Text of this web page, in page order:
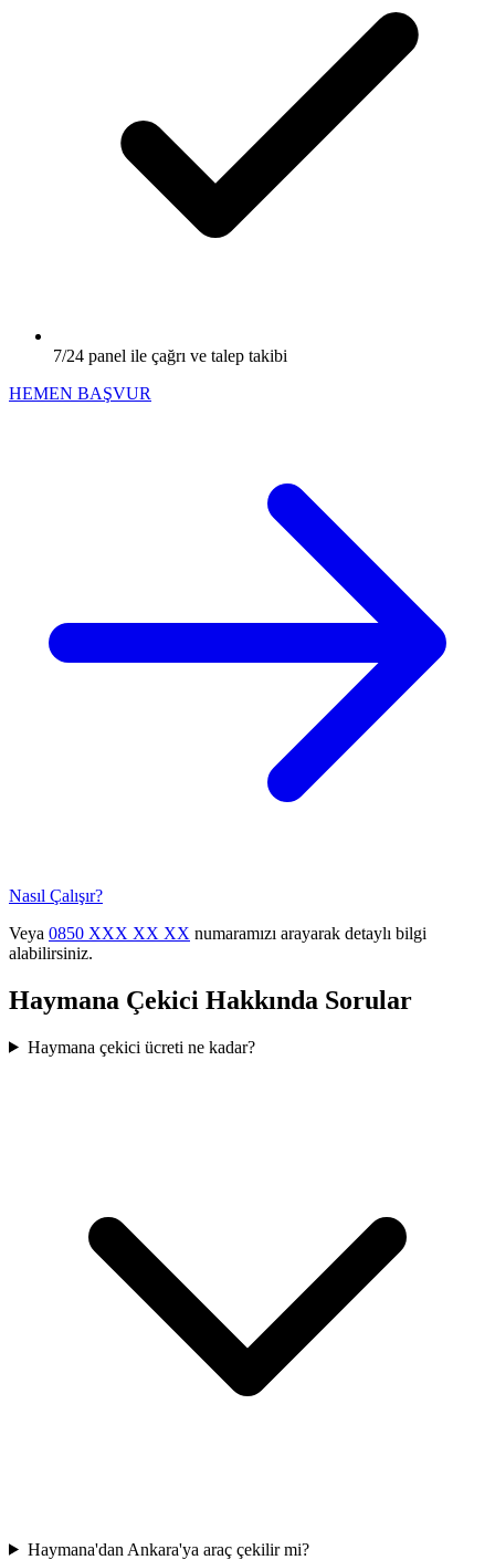
7/24 panel ile çağrı ve talep takibi
HEMEN BAŞVUR
Nasıl Çalışır?
Veya 0850 XXX XX XX numaramızı arayarak detaylı bilgi
alabilirsiniz.
Haymana Çekici Hakkında Sorular
Haymana çekici ücreti ne kadar?
Haymana'dan Ankara'ya araç çekilir mi?